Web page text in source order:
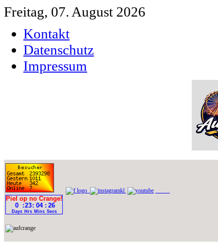
Freitag, 07. August 2026
Kontakt
Datenschutz
Impressum